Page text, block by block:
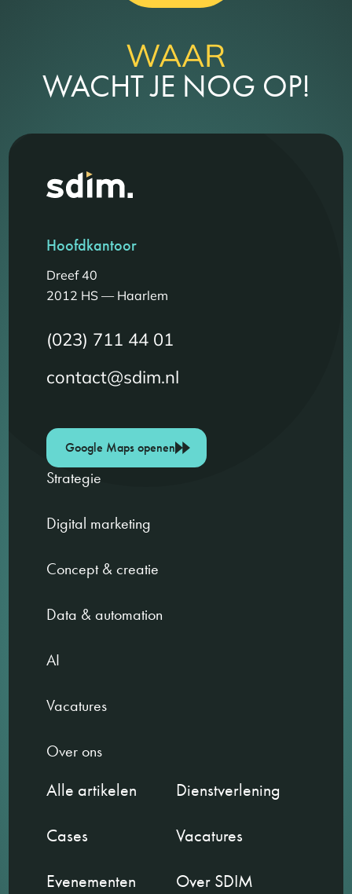
WAAR
WACHT JE NOG OP!
Hoofdkantoor
Dreef 40
2012 HS — Haarlem
(023) 711 44 01
contact@sdim.nl
Google Maps openen
Strategie
Digital marketing
Concept & creatie
Data & automation
AI
Vacatures
Over ons
Alle artikelen
Dienstverlening
Cases
Vacatures
Evenementen
Over SDIM